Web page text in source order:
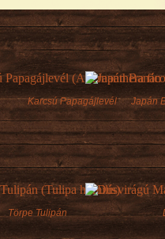
Karcsú Papagájlevél Japán
Törpe Tulipán